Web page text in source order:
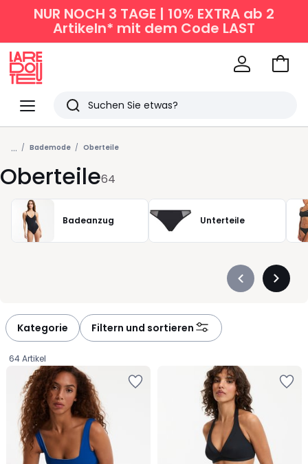
NUR NOCH 3 TAGE | 10% EXTRA ab 2
Artikeln* mit dem Code LAST
Menü
Redoute
Suchen
Zuletzt
angesehen
Artikel
Zum
... Bademode Oberteile
Oberteile64
Badeanzug Unterteile
Précédent
Kategorie Filtern und sortieren
64 Artikel